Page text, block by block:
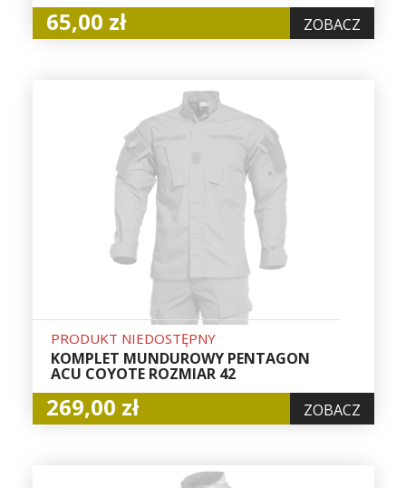
65,00 zł ZOBACZ
PRODUKT NIEDOSTĘPNY
KOMPLET MUNDUROWY PENTAGON
ACU COYOTE ROZMIAR 42
269,00 zł ZOBACZ